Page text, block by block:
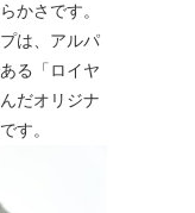
かさです。
は、アルパ
る「ロイヤ
だオリジナ
す。